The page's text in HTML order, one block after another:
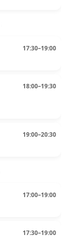
17:30–19:00
18:00–19:30
19:00–20:30
17:00–19:00
17:30–19:00